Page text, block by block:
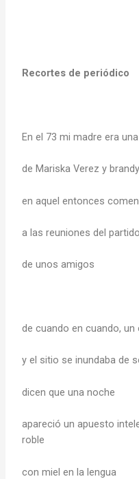
Recortes de periódico
En el 73 mi madre era
de Mariska Verez y
en aquel entonces
a las reuniones del
de unos amigos
de cuando en cuando,
y el sitio se inundaba de
dicen que una noche
apareció un apuesto
roble
con miel en la lengua